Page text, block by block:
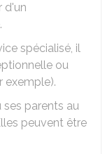
d'un
spécialisé, il
ou
exemple).
parents au
peuvent être